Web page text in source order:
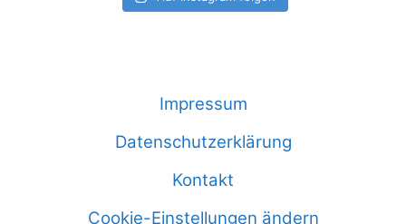
Impressum
Datenschutzerklärung
Kontakt
Cookie-Einstellungen ändern